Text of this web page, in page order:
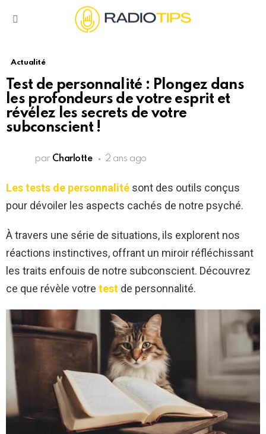
Actualité
Test de personnalité : Plongez dans
les profondeurs de votre esprit et
révélez les secrets de votre
subconscient !
par Charlotte 2 ans ago
Les tests de personnalité sont des outils conçus
pour dévoiler les aspects cachés de notre psyché.
À travers une série de situations, ils explorent nos
réactions instinctives, offrant un miroir réfléchissant
les traits enfouis de notre subconscient. Découvrez
ce que révèle votre test de personnalité.